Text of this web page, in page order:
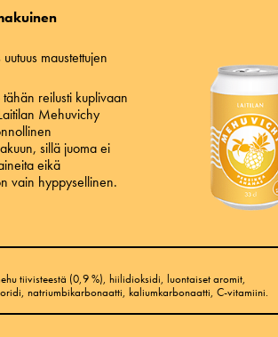
maustettujen
reilusti kuplivaan
Mehuvichy
sillä juoma ei
eikä
vain hyppysellinen.
tiivisteestä (0,9 %), hiilidioksidi, luontaiset aromit,
natriumbikarbonaatti, kaliumkarbonaatti, C-vitamiini.